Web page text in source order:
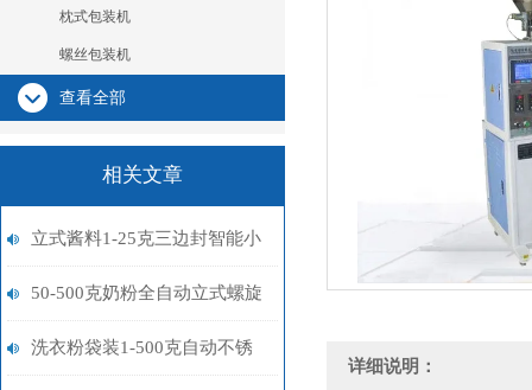
枕式包装机
螺丝包装机
查看全部
相关文章
立式酱料1-25克三边封智能小
型包装机用途
50-500克奶粉全自动立式螺旋
包装机价格
洗衣粉袋装1-500克自动不锈
详细说明：